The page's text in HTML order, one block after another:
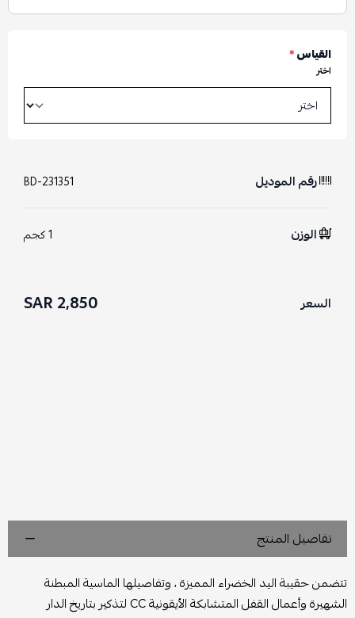
القياس*
اختر
رقم الموديل BD-231351
الوزن 1 كجم
السعر 2,850 SAR
تفاصيل المنتج
تتضمن حقيبة اليد الخضراء المميزة ، وتفاصيلها الماسية المبطنة
الشهيرة وأعمال القفل المتشابكة الأيقونية CC لتذكير بتاريخ الدار